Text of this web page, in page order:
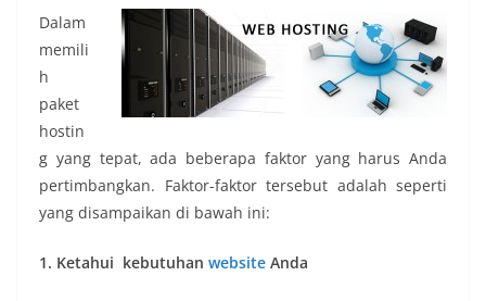
Dalam
memili
h
paket
hostin
g yang tepat, ada beberapa faktor yang harus Anda
pertimbangkan. Faktor-faktor tersebut adalah seperti
yang disampaikan di bawah ini:
1. Ketahui kebutuhan website Anda